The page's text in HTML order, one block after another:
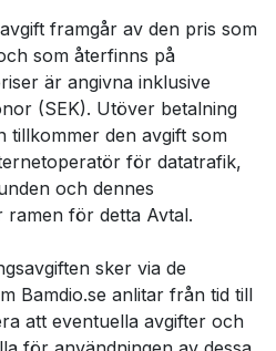
framgår av den pris som
som återfinns på
är angivna inklusive
(SEK). Utöver betalning
tillkommer den avgift som
för datatrafik,
och dennes
för detta Avtal.
sker via de
Bamdio.se anlitar från tid till
att eventuella avgifter och